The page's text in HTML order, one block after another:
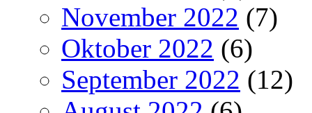
November 2022 (7)
Oktober 2022 (6)
September 2022 (12)